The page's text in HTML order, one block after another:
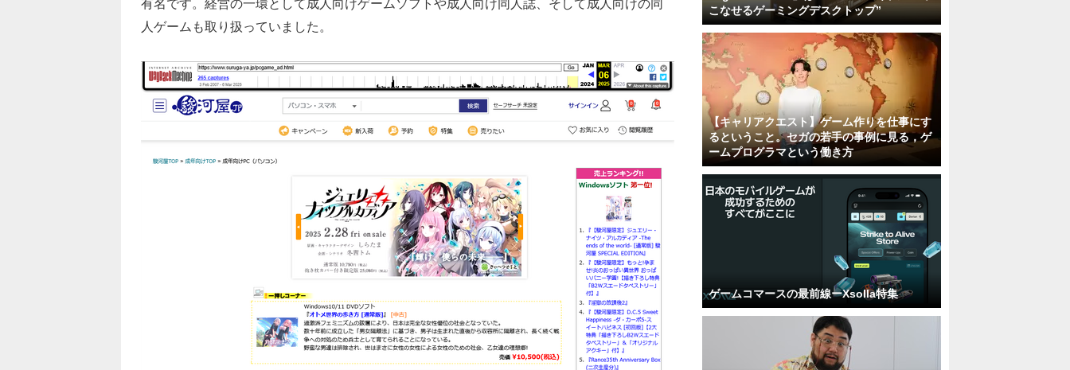
人ゲームも取り扱っていました。
こなせるゲーミングデスクトップ”
【キャリアクエスト】ゲーム作りを仕事にす
るということ。セガの若手の事例に見る，ゲ
ームプログラマという働き方
ゲームコマースの最前線ーXsolla特集